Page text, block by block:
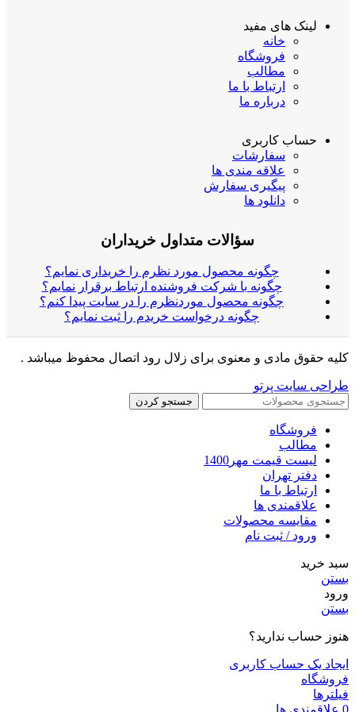
لینک های مفید
خانه
فروشگاه
مطالب
ارتباط با ما
درباره ما
حساب کاربری
سفارشات
علاقه مندی ها
پیگیری سفارش
دانلود ها
سؤالات متداول خریداران
چگونه محصول مورد نظرم را خریداری نمایم؟
چگونه با شرکت فروشنده ارتباط برقرار نمایم؟
چگونه محصول موردنظرم را در سایت پیدا کنم؟
چگونه درخواست خریدم را ثبت نمایم؟
کلیه حقوق مادی و معنوی برای زلال رود اتصال محفوظ میباشد .
طراحی سایت پرتو
جستجو کردن
فروشگاه
مطالب
لیست قیمت مهر1400
دفتر تهران
ارتباط با ما
علاقمندی ها
مقایسه محصولات
ورود / ثبت نام
سبد خرید
بستن
ورود
بستن
هنوز حساب ندارید؟
ایجاد یک حساب کاربری
فروشگاه
فیلترها